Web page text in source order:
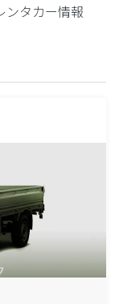
ンタカー情報